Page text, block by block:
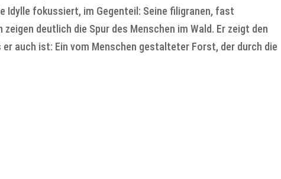
Idylle fokussiert, im Gegenteil: Seine filigranen, fast
deutlich die Spur des Menschen im Wald. Er zeigt den
auch ist: Ein vom Menschen gestalteter Forst, der durch die